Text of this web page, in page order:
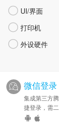
 UI/界面
 打印机
 外设硬件
微信登录
集成第三方
捷登录，需二